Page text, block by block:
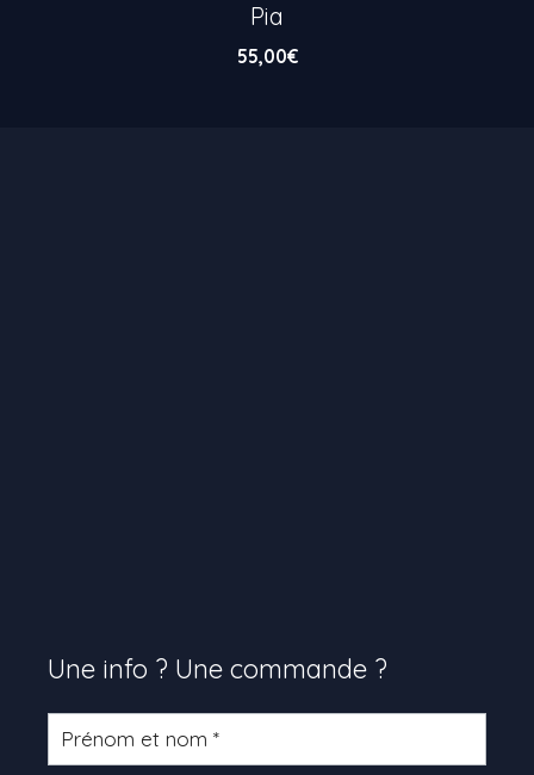
Pia
55,00€
Une info ? Une commande ?
Formulaire
produit